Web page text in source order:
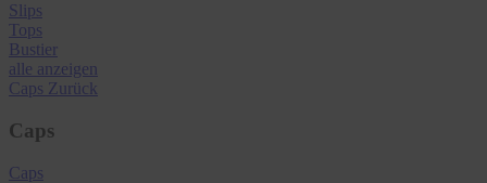
Slips
Tops
Bustier
alle anzeigen
Caps Zurück
Caps
Caps